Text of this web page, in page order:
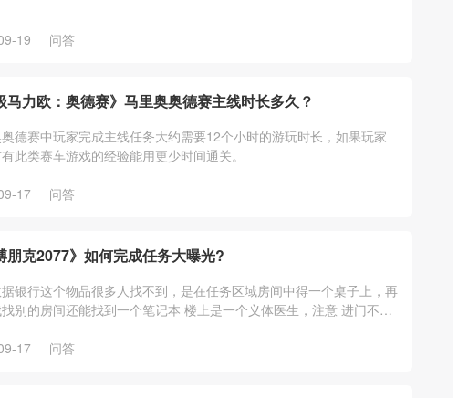
19 问答
马力欧：奥德赛》马里奥奥德赛主线时长多久？
德赛中玩家完成主线任务大约需要12个小时的游玩时长，如果玩家
此类赛车游戏的经验能用更少时间通关。
17 问答
朋克2077》如何完成任务大曝光?
银行这个物品很多人找不到，是在任务区域房间中得一个桌子上，再
别的房间还能找到一个笔记本 楼上是一个义体医生，注意 进门不要
17
问答